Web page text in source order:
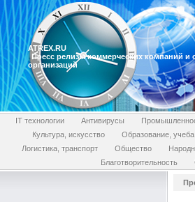
ATREX.RU
Пресс релизы коммерческих компаний и
организаций
IT технологии Антивирусы
Культура, искусство
Образование, учеба
Логистика, транспорт
Общество
Благотворительность